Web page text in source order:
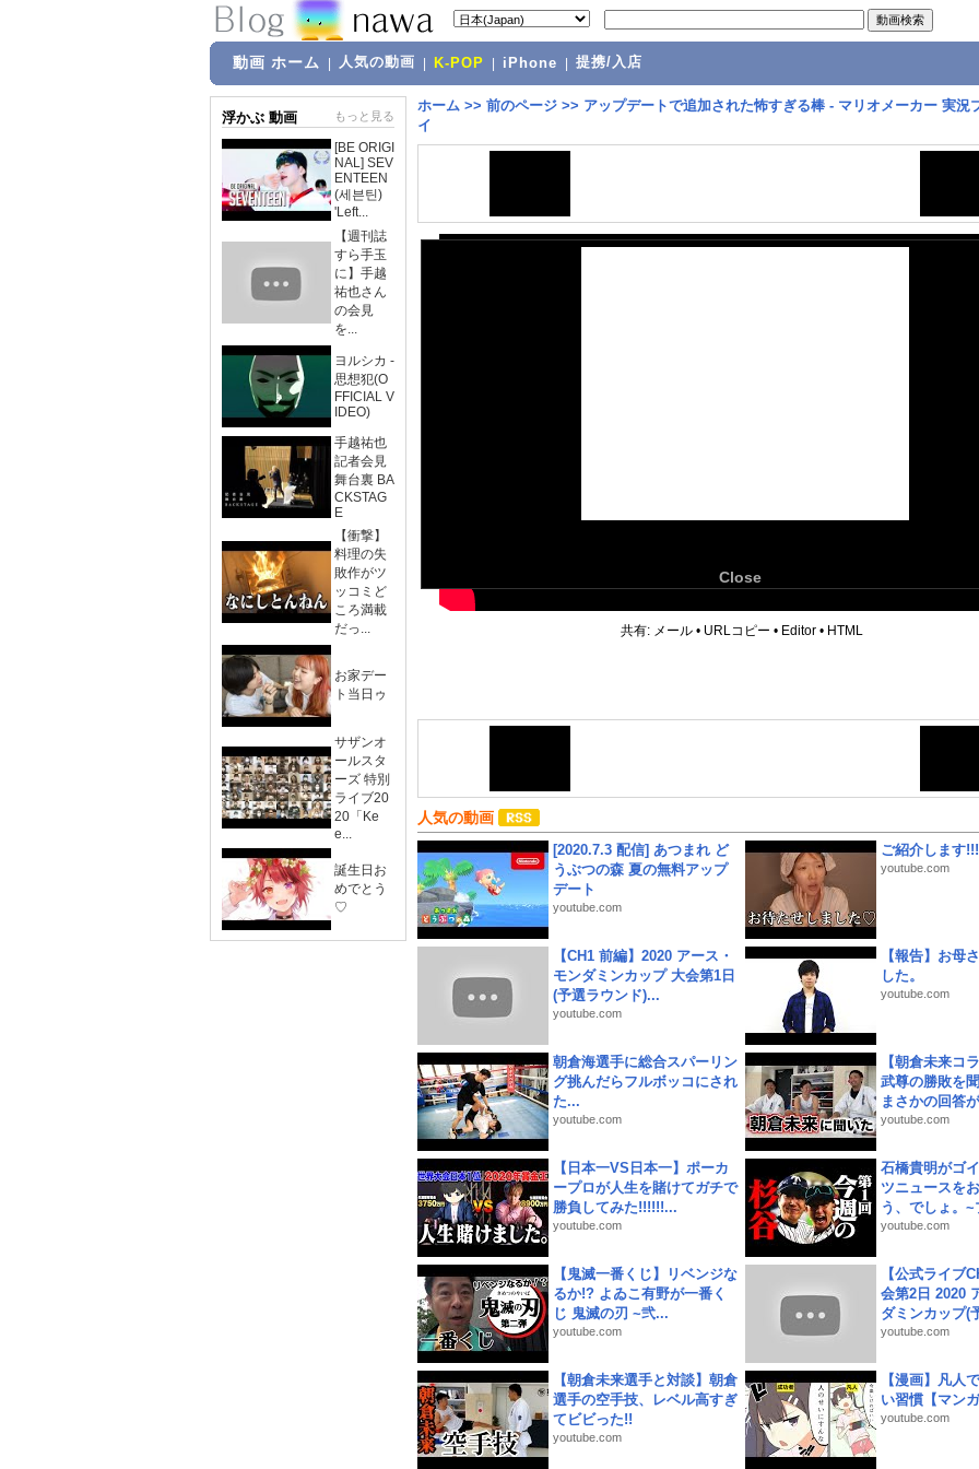
動画 ホーム 人気の動画 K-POP iPhone 提携/入店
浮かぶ 動画 もっと見る
[BE ORIGI
NAL] SEV
ENTEEN
(세븐틴)
'Left...
【週刊誌
すら手玉
に】手越
祐也さん
の会見
を...
ヨルシカ -
思想犯(O
FFICIAL V
IDEO)
手越祐也
記者会見
舞台裏 BA
CKSTAG
E
【衝撃】
料理の失
敗作がツ
ッコミど
ころ満載
だっ...
お家デー
ト当日ゥ
サザンオ
ールスタ
ーズ 特別
ライブ20
20「Ke
e...
誕生日お
めでとう
♡
ホーム >> 前のページ >> アップデートで追加された怖すぎる棒 - マリオメーカー 実況
イ
Close
共有: メール • URLコピー • Editor • HTML
人気の動画
[2020.7.3 配信] あつまれ ど
うぶつの森 夏の無料アップ
デート
youtube.com
ご紹介します!!!
youtube.com
【CH1 前編】2020 アース・
モンダミンカップ 大会第1日
(予選ラウンド)...
youtube.com
【報告】お母
した。
youtube.com
朝倉海選手に総合スパーリン
グ挑んだらフルボッコにされ
た...
youtube.com
【朝倉未来コ
武尊の勝敗を
まさかの回答
youtube.com
【日本一VS日本一】ポーカ
ープロが人生を賭けてガチで
勝負してみた!!!!!!...
youtube.com
石橋貴明がゴ
ツニュースを
う、でしょ。~
youtube.com
【鬼滅一番くじ】リベンジな
るか!? よゐこ有野が一番く
じ 鬼滅の刃 ~弐...
youtube.com
【公式ライブ
会第2日 2020
ダミンカップ(
youtube.com
【朝倉未来選手と対談】朝倉
選手の空手技、レベル高すぎ
てビビった!!
youtube.com
【漫画】凡人
い習慣【マンガ
youtube.com